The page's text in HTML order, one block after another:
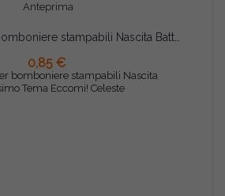
Anteprima
0,85 €
bomboniere stampabili Nascita
Tema Eccomi! Celeste
AGGIUNGI AL CARRELLO